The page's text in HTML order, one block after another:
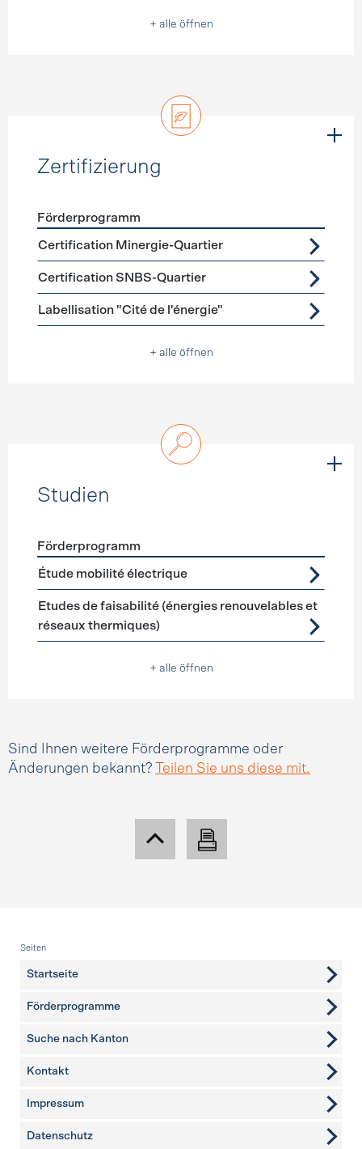
+ alle öffnen
Zertifizierung
Förderprogramme Zertifizierung
Förderprogramm
Certification Minergie-Quartier
Certification SNBS-Quartier
Labellisation "Cité de l'énergie"
+ alle öffnen
Studien
Förderprogramme Studien
Förderprogramm
Étude mobilité électrique
Etudes de faisabilité (énergies renouvelables et
réseaux thermiques)
+ alle öffnen
Sind Ihnen weitere Förderprogramme oder
Änderungen bekannt?
Teilen Sie uns diese mit.
Fusszeile
Seiten
Startseite
Förderprogramme
Suche nach Kanton
weitere Seiten
Kontakt
Impressum
Datenschutz